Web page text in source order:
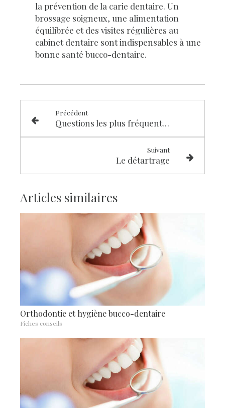
la prévention de la carie dentaire. Un
brossage soigneux, une alimentation
équilibrée et des visites régulières au
cabinet dentaire sont indispensables à une
bonne santé bucco-dentaire.
Précédent
Questions les plus fréquentes sur l'orthodontie
Suivant
Le détartrage
Articles similaires
Orthodontie et hygiène bucco-dentaire
Fiches conseils